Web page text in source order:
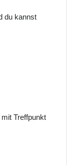
du kannst
Treffpunkt